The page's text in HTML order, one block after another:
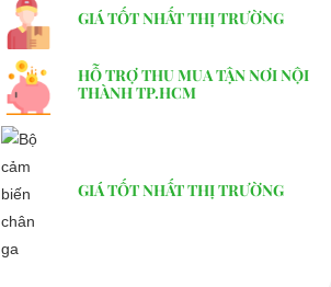
GIÁ TỐT NHẤT THỊ TRƯỜNG
HỖ TRỢ THU MUA TẬN NƠI NỘI
THÀNH TP.HCM
GIÁ TỐT NHẤT THỊ TRƯỜNG